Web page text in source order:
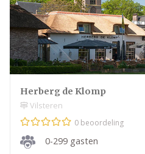
Herberg de Klomp
Vilsteren
0 beoordeling
0-299 gasten